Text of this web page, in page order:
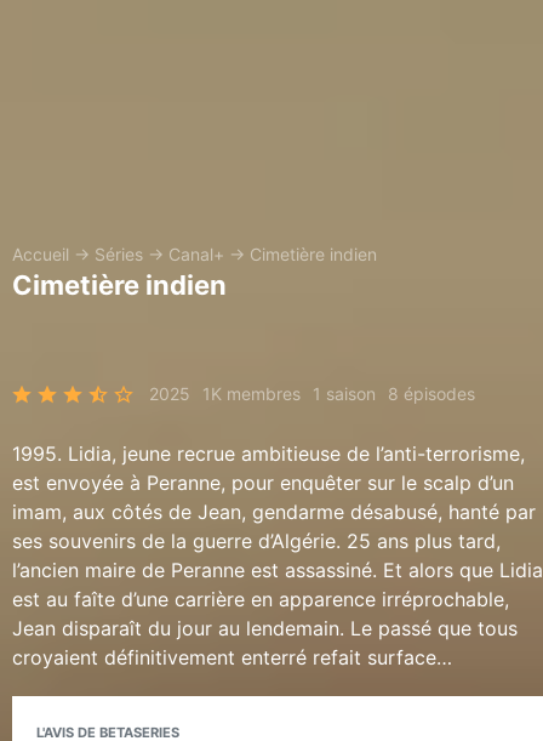
Accueil → Séries → Canal+ → Cimetière indien
Cimetière indien
2025 1K membres 1 saison 8 épisodes
1995. Lidia, jeune recrue ambitieuse de l’anti-terrorisme,
est envoyée à Peranne, pour enquêter sur le scalp d’un
imam, aux côtés de Jean, gendarme désabusé, hanté par
ses souvenirs de la guerre d’Algérie. 25 ans plus tard,
l’ancien maire de Peranne est assassiné. Et alors que Lidia
est au faîte d’une carrière en apparence irréprochable,
Jean disparaît du jour au lendemain. Le passé que tous
croyaient définitivement enterré refait surface…
L'AVIS DE BETASERIES